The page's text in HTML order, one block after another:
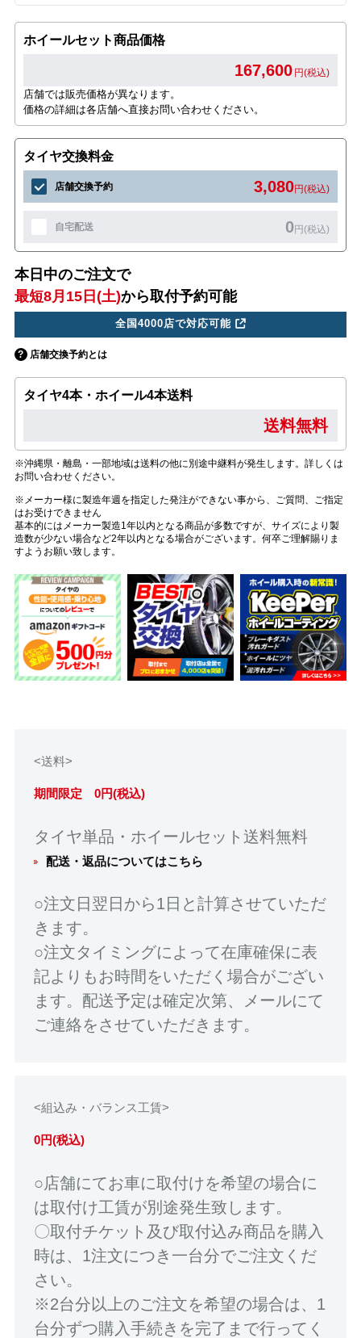
ホイールセット商品価格
167,600 円(税込)
店舗では販売価格が異なります。
価格の詳細は各店舗へ直接お問い合わせください。
タイヤ交換料金
店舗交換予約 3,080円(税込)
自宅配送 0円(税込)
本日中のご注文で
最短8月15日(土)から取付予約可能
全国4000店で対応可能
店舗交換予約とは
タイヤ4本・ホイール4本送料
送料無料
※沖縄県・離島・一部地域は送料の他に別途中継料が発生します。詳しくは
お問い合わせください。
※メーカー様に製造年週を指定した発注ができない事から、ご質問、ご指定
はお受けできません
基本的にはメーカー製造1年以内となる商品が多数ですが、サイズにより製
造数が少ない場合など2年以内となる場合がございます。何卒ご理解賜りま
すようお願い致します。
<送料>
期間限定 0円(税込)
タイヤ単品・ホイールセット送料無料
配送・返品についてはこちら
○注文日翌日から1日と計算させていただ
きます。
○注文タイミングによって在庫確保に表
記よりもお時間をいただく場合がござい
ます。配送予定は確定次第、メールにて
ご連絡をさせていただきます。
<組込み・バランス工賃>
0円(税込)
○店舗にてお車に取付けを希望の場合に
は取付け工賃が別途発生致します。
〇取付チケット及び取付込み商品を購入
時は、1注文につき一台分でご注文くだ
さい。
※2台分以上のご注文を希望の場合は、1
台分ずつ購入手続きを完了まで行ってく